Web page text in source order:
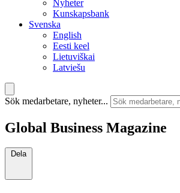
Nyheter
Kunskapsbank
Svenska
English
Eesti keel
Lietuviškai
Latviešu
Sök medarbetare, nyheter...
Global Business Magazine
Dela